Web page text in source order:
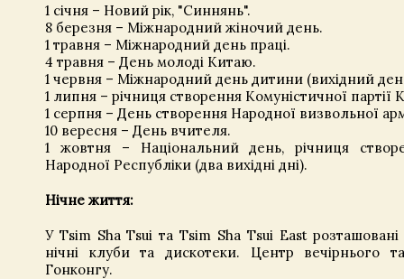
1 січня – Новий рік, "Синнянь".
8 березня – Міжнародний жіночий день.
1 травня – Міжнародний день праці.
4 травня – День молоді Китаю.
1 червня – Міжнародний день дитини (вихідний
1 липня – річниця створення Комуністичної партії
1 серпня – День створення Народної визвольної
10 вересня – День вчителя.
1 жовтня – Національний день, річниця
Народної Республіки (два вихідні дні).
Нічне життя:
У Tsim Sha Tsui та Tsim Sha Tsui East розташовані
нічні клуби та дискотеки. Центр вечірнього
Гонконгу.